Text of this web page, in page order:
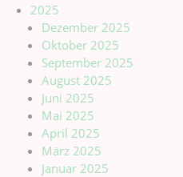
2025
Dezember 2025
Oktober 2025
September 2025
August 2025
Juni 2025
Mai 2025
April 2025
März 2025
Januar 2025